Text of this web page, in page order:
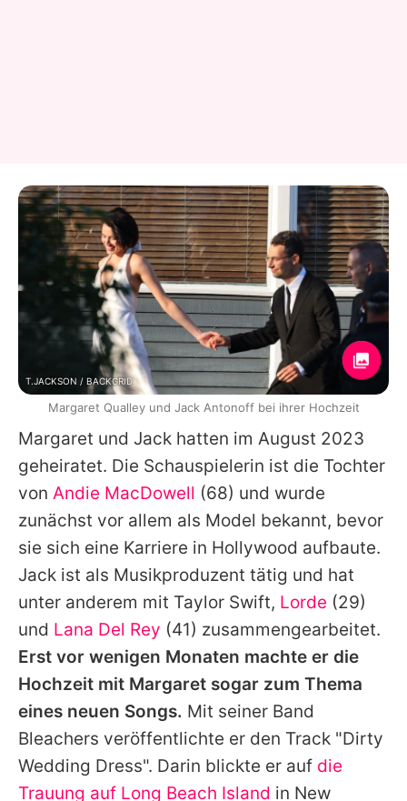
Margaret und Jack hatten im August 2023
geheiratet. Die Schauspielerin ist die Tochter
von Andie MacDowell (68) und wurde
zunächst vor allem als Model bekannt, bevor
sie sich eine Karriere in Hollywood aufbaute.
Jack ist als Musikproduzent tätig und hat
unter anderem mit Taylor Swift, Lorde (29)
und Lana Del Rey (41) zusammengearbeitet.
Erst vor wenigen Monaten machte er die
Hochzeit mit Margaret sogar zum Thema
eines neuen Songs. Mit seiner Band
Bleachers veröffentlichte er den Track "Dirty
Wedding Dress". Darin blickte er auf die
Trauung auf Long Beach Island in New
T.JACKSON / BACKGRID
Margaret Qualley und Jack Antonoff bei ihrer Hochzeit